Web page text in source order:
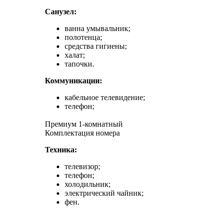
Санузел:
ванна умывальник;
полотенца;
средства гигиены;
халат;
тапочки.
Коммуникации:
кабельное телевидение;
телефон;
Премиум 1-комнатный
Комплектация номера
Техника:
телевизор;
телефон;
холодильник;
электрический чайник;
фен.